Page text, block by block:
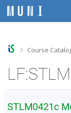
iiii
>Course
STLM0421c